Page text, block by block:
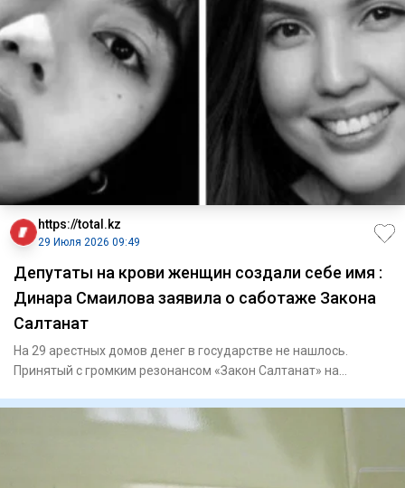
https://total.kz
29 Июля 2026 09:49
Депутаты на крови женщин создали себе имя :
Динара Смаилова заявила о саботаже Закона
Салтанат
На 29 арестных домов денег в государстве не нашлось.
Принятый с громким резонансом «Закон Салтанат» на